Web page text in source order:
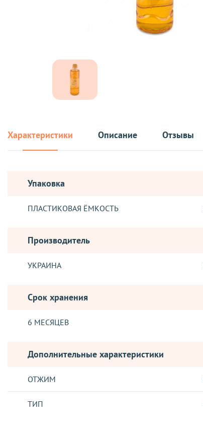
Характеристики Описание Отзывы
Упаковка
ПЛАСТИКОВАЯ ЁМКОСТЬ
Производитель
УКРАИНА
Срок хранения
6 МЕСЯЦЕВ
Дополнительные характеристики
ОТЖИМ
ТИП